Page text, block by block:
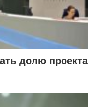
долю проекта